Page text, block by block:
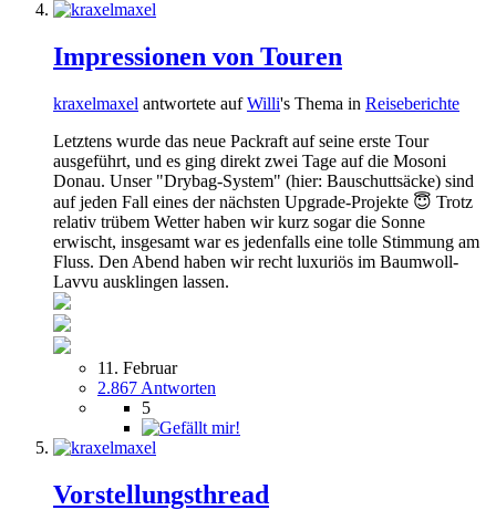
Impressionen von Touren
kraxelmaxel antwortete aufWilli's Thema in Reiseberichte
Letztens wurde das neue Packraft auf seine erste Tour
ausgeführt, und es ging direkt zwei Tage auf die Mosoni
Donau. Unser "Drybag-System" (hier: Bauschuttsäcke) sind
auf jeden Fall eines der nächsten Upgrade-Projekte 😇 Trotz
relativ trübem Wetter haben wir kurz sogar die Sonne
erwischt, insgesamt war es jedenfalls eine tolle Stimmung am
Fluss. Den Abend haben wir recht luxuriös im Baumwoll-
Lavvu ausklingen lassen.
11. Februar
2.867 Antworten
5
Vorstellungsthread